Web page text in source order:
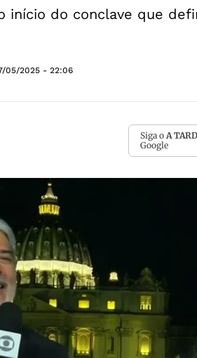
início do conclave que
05/2025 - 22:06
Siga o A
Google